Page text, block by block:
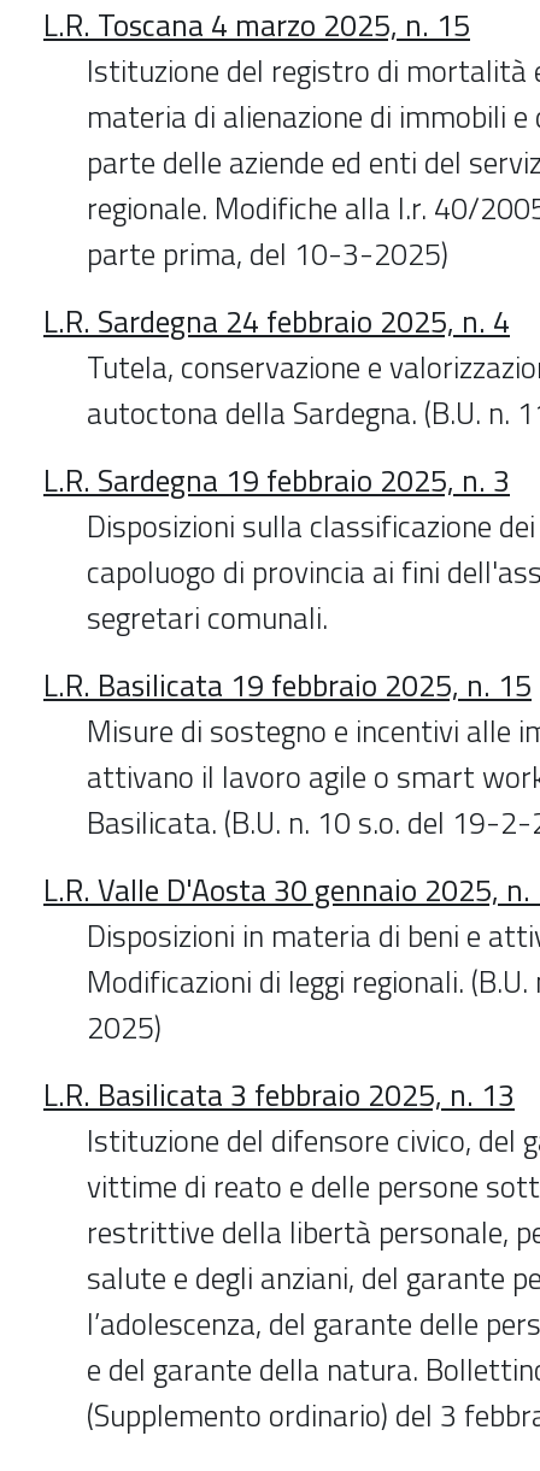
L.R. Toscana 4 marzo 2025, n. 15
Istituzione del registro di mortalità
materia di alienazione di immobili
parte delle aziende ed enti del
regionale. Modifiche alla l.r. 40/
parte prima, del 10-3-2025)
L.R. Sardegna 24 febbraio 2025, n. 4
Tutela, conservazione e
autoctona della Sardegna. (B.U. n.
L.R. Sardegna 19 febbraio 2025, n. 3
Disposizioni sulla classificazione
capoluogo di provincia ai fini
segretari comunali.
L.R. Basilicata 19 febbraio 2025, n. 15
Misure di sostegno e incentivi alle
attivano il lavoro agile o smart
Basilicata. (B.U. n. 10 s.o. del 19-
L.R. Valle D'Aosta 30 gennaio 2025, n.
Disposizioni in materia di beni e
Modificazioni di leggi regionali.
2025)
L.R. Basilicata 3 febbraio 2025, n. 13
Istituzione del difensore civico, del
vittime di reato e delle persone
restrittive della libertà personale,
salute e degli anziani, del garante
l’adolescenza, del garante delle
e del garante della natura.
(Supplemento ordinario) del 3